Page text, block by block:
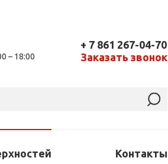
– 18:00
+ 7 861 267-04-70
Заказать звонок
Контакты